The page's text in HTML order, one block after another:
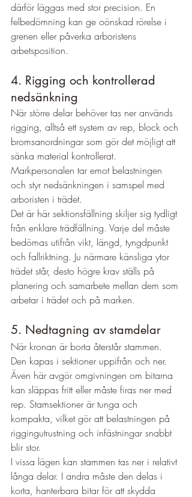
därför läggas med stor precision. En
felbedömning kan ge oönskad rörelse i
grenen eller påverka arboristens
arbetsposition.
4. Rigging och kontrollerad
nedsänkning
När större delar behöver tas ner används
rigging, alltså ett system av rep, block och
bromsanordningar som gör det möjligt att
sänka material kontrollerat.
Markpersonalen tar emot belastningen
och styr nedsänkningen i samspel med
arboristen i trädet.
Det är här sektionsfällning skiljer sig tydligt
från enklare trädfällning. Varje del måste
bedömas utifrån vikt, längd, tyngdpunkt
och fallriktning. Ju närmare känsliga ytor
trädet står, desto högre krav ställs på
planering och samarbete mellan dem som
arbetar i trädet och på marken.
5. Nedtagning av stamdelar
När kronan är borta återstår stammen.
Den kapas i sektioner uppifrån och ner.
Även här avgör omgivningen om bitarna
kan släppas fritt eller måste firas ner med
rep. Stamsektioner är tunga och
kompakta, vilket gör att belastningen på
riggingutrustning och infästningar snabbt
blir stor.
I vissa lägen kan stammen tas ner i relativt
långa delar. I andra måste den delas i
korta, hanterbara bitar för att skydda